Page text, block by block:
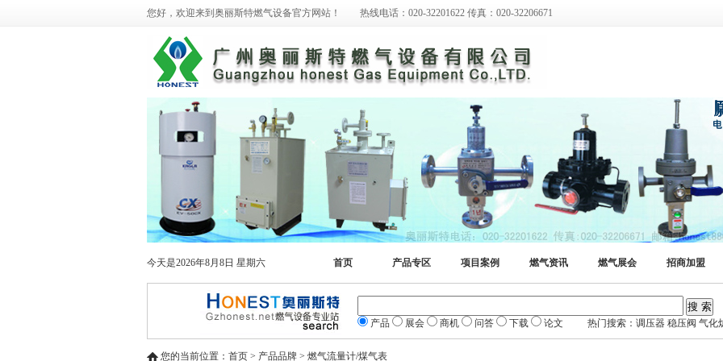
您好，欢迎来到奥丽斯特燃气设备官方网站！ 热线电话：020-32201622 传真：020-32206671
今天是2026年8月8日 星期六 首页 产品专区 项目案例 燃气资讯 燃气展会 招商加盟
产品 展会 商机 问答 下载 论文 热门搜索：调压器 稳压阀 气化炉
您的当前位置：首页 > 产品品牌 > 燃气流量计/煤气表